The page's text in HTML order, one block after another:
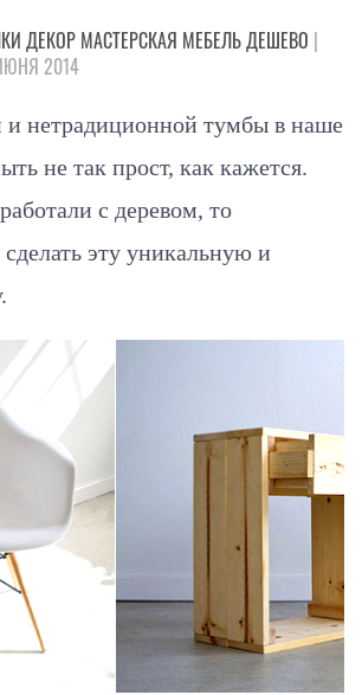
ДЕКОР МАСТЕРСКАЯ МЕБЕЛЬДЕШЕВО |
2014
и нетрадиционной тумбы в наше
не так прост, как кажется.
с деревом, то
эту уникальную и